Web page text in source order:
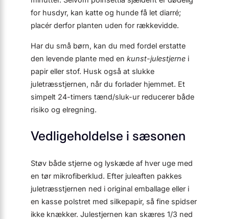
for husdyr, kan katte og hunde få let diarré;
placér derfor planten uden for rækkevidde.
Har du små børn, kan du med fordel erstatte
den levende plante med en kunst-julestjerne i
papir eller stof. Husk også at slukke
juletræsstjernen, når du forlader hjemmet. Et
simpelt 24-timers tænd/sluk-ur reducerer både
risiko og elregning.
Vedligeholdelse i sæsonen
Støv både stjerne og lyskæde af hver uge med
en tør mikrofiberklud. Efter juleaften pakkes
juletræsstjernen ned i original emballage eller i
en kasse polstret med silkepapir, så fine spidser
ikke knækker. Julestjernen kan skæres 1/3 ned